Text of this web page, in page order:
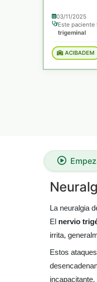
03/11/2025
Este
trigeminal
ACIBADEM
La neuralgia
El nervio
irrita,
Estos
incapacitante.